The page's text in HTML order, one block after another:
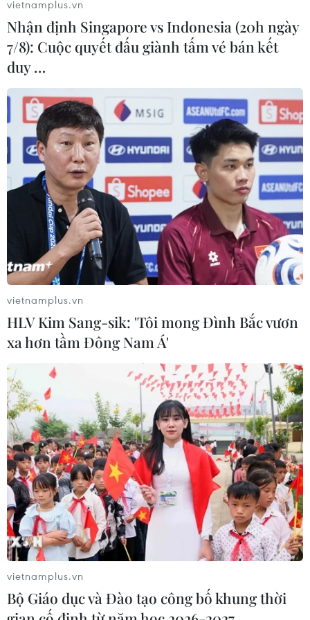
#Đồ Dùng Du Lịch
#Du Lịch Trải Nghiệm
#Thiết Kế Gấp Gọn
#Khuyến Mãi
#Pác Tạ
#Mỹ Khê
TP. Hà Nội
Theo dõi VietnamPlus
TIN LIÊN QUAN
Hầu hết các cơ sở lưu trú ở Phú Quốc hết
phòng trong dịp nghỉ lễ 30/4
vietnamplus.vn
Nhận định Singapore vs Indonesia (20h ngày
7/8): Cuộc quyết đấu giành tấm vé bán kết
duy …
vietnamplus.vn
HLV Kim Sang-sik: 'Tôi mong Đình Bắc vươn
xa hơn tầm Đông Nam Á'
vietnamplus.vn
Bộ Giáo dục và Đào tạo công bố khung thời